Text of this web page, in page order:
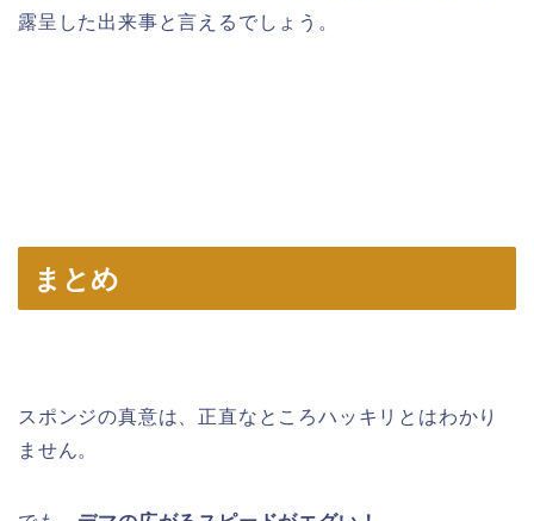
露呈した出来事と言えるでしょう。
まとめ
スポンジの真意は、正直なところハッキリとはわかり
ません。